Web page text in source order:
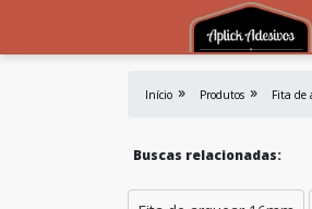
Início Produtos Fita de
Buscas relacionadas: